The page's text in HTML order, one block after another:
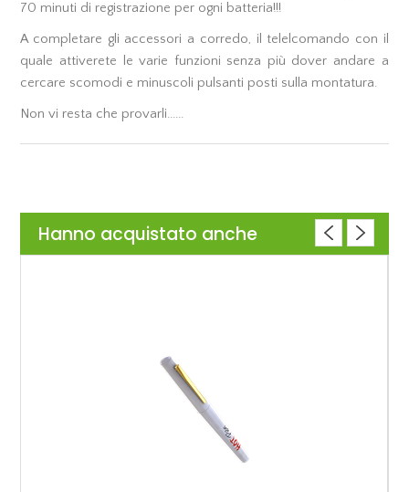
70 minuti di registrazione per ogni batteria!!!
A completare gli accessori a corredo, il telelcomando con il
quale attiverete le varie funzioni senza più dover andare a
cercare scomodi e minuscoli pulsanti posti sulla montatura.
Non vi resta che provarli......
Hanno acquistato anche